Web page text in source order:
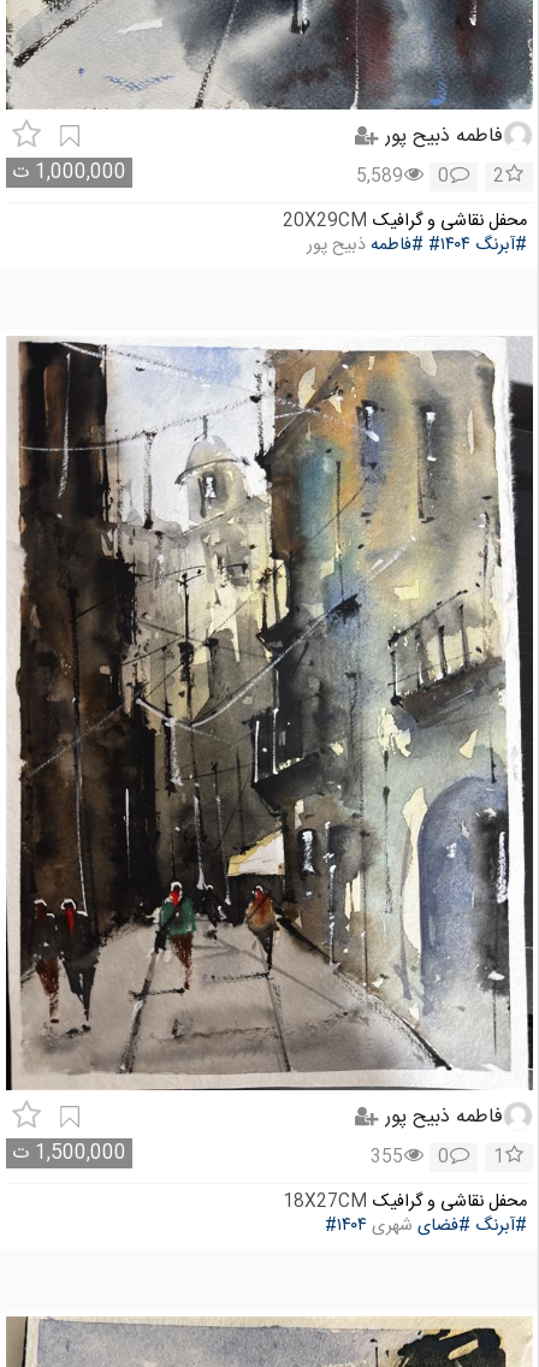
فاطمه ذبیح پور
1,000,000 ت 2
0
5,589
محفل نقاشی و گرافیک 20X29CM
#آبرنگ #۱۴۰۴ #فاطمهذبیح پور
فاطمه ذبیح پور
1,500,000 ت 1
0
355
محفل نقاشی و گرافیک 18X27CM
#آبرنگ #فضای شهری #۱۴۰۴